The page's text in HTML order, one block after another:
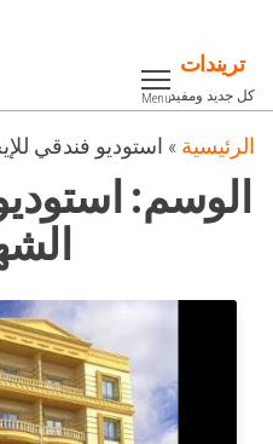
content
تريندات
كل جديد ومفيدMenu
الرئيسية » استوديو فندقي
الوسم: